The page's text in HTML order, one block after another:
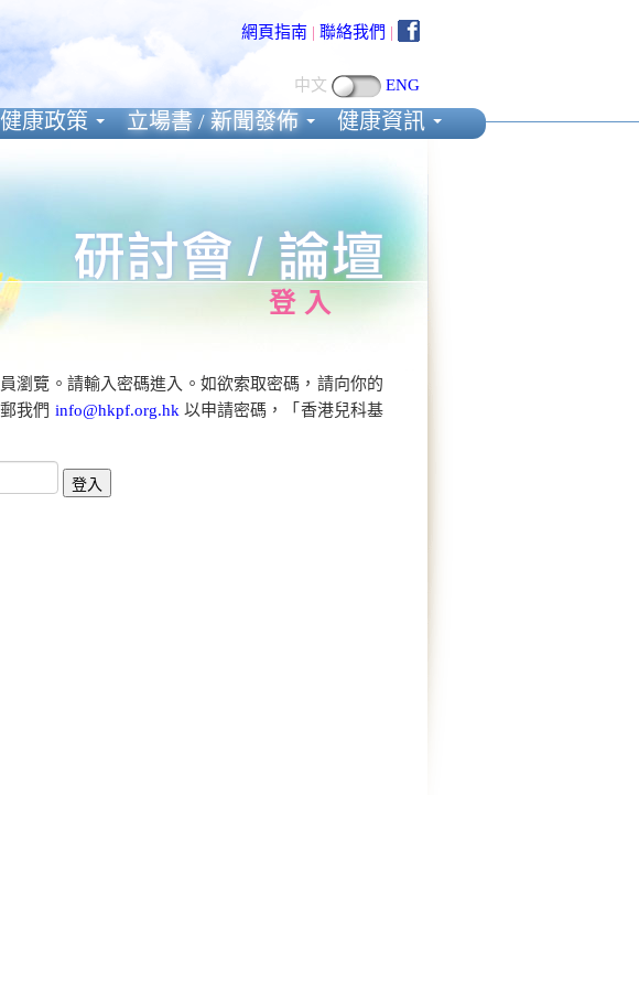
網頁指南 | 聯絡我們 |
中文 ENG
登入
瀏覽。請輸入密碼進入。如欲索取密碼，請向你的
我們 info@hkpf.org.hk 以申請密碼，「香港兒科基
康政策 立場書 / 新聞發佈 健康資訊